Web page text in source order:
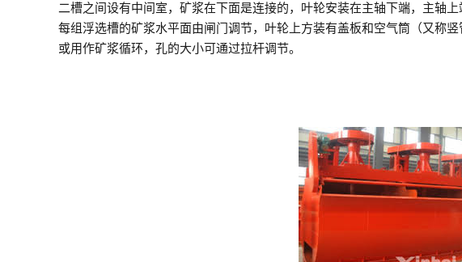
二槽之间设有中间室，矿浆在下面是连接的，叶轮安装在主轴下端，主轴
每组浮选槽的矿浆水平面由闸门调节，叶轮上方装有盖板和空气筒（又称
或用作矿浆循环，孔的大小可通过拉杆调节。